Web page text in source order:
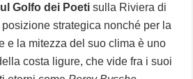
Golfo dei Poeti sulla Riviera di
strategica nonché per la
e la mitezza del suo clima è uno
costa ligure, che vide fra i suoi